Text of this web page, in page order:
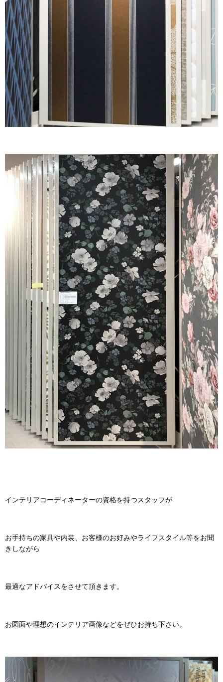
インテリアコーディネーターの資格を持つスタッフが
お手持ちの家具や内装、お客様のお好みやライフスタイル等をお聞
きしながら
最適なアドバイスをさせて頂きます。
お図面や理想のインテリア画像などをぜひお持ち下さい。